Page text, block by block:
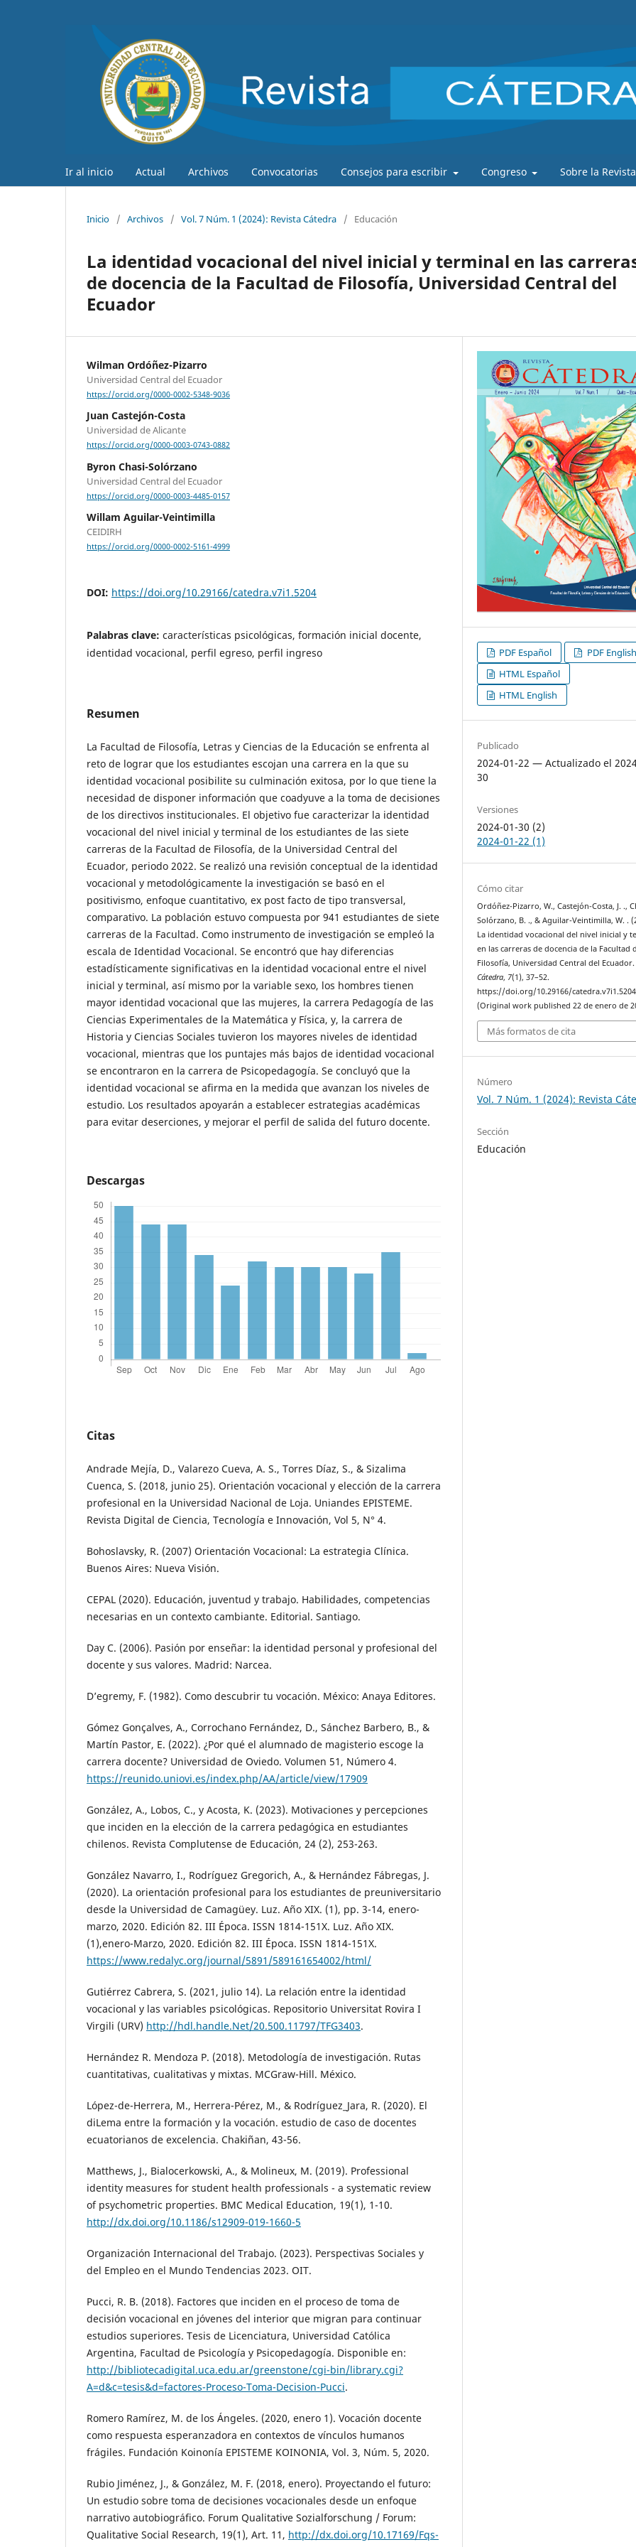
Ir al inicio Actual Archivos Convocatorias Consejos para escribir Congreso Sobre la Revista
Inicio / Archivos / Vol. 7 Núm. 1 (2024): Revista Cátedra / Educación
La identidad vocacional del nivel inicial y terminal en las
de docencia de la Facultad de Filosofía, Universidad Central del
Ecuador
Wilman Ordóñez-Pizarro
Universidad Central del Ecuador
https://orcid.org/0000-0002-5348-9036
Juan Castejón-Costa
Universidad de Alicante
https://orcid.org/0000-0003-0743-0882
Byron Chasi-Solórzano
Universidad Central del Ecuador
https://orcid.org/0000-0003-4485-0157
Willam Aguilar-Veintimilla
CEIDIRH
https://orcid.org/0000-0002-5161-4999
DOI: https://doi.org/10.29166/catedra.v7i1.5204
Palabras clave: características psicológicas, formación inicial docente,
identidad vocacional, perfil egreso, perfil ingreso
Resumen
La Facultad de Filosofía, Letras y Ciencias de la Educación se enfrenta al
reto de lograr que los estudiantes escojan una carrera en la que su
identidad vocacional posibilite su culminación exitosa, por lo que tiene la
necesidad de disponer información que coadyuve a la toma de decisiones
de los directivos institucionales. El objetivo fue caracterizar la identidad
vocacional del nivel inicial y terminal de los estudiantes de las siete
carreras de la Facultad de Filosofía, de la Universidad Central del
Ecuador, periodo 2022. Se realizó una revisión conceptual de la identidad
vocacional y metodológicamente la investigación se basó en el
positivismo, enfoque cuantitativo, ex post facto de tipo transversal,
comparativo. La población estuvo compuesta por 941 estudiantes de siete
carreras de la Facultad. Como instrumento de investigación se empleó la
escala de Identidad Vocacional. Se encontró que hay diferencias
estadísticamente significativas en la identidad vocacional entre el nivel
inicial y terminal, así mismo por la variable sexo, los hombres tienen
mayor identidad vocacional que las mujeres, la carrera Pedagogía de las
Ciencias Experimentales de la Matemática y Física, y, la carrera de
Historia y Ciencias Sociales tuvieron los mayores niveles de identidad
vocacional, mientras que los puntajes más bajos de identidad vocacional
se encontraron en la carrera de Psicopedagogía. Se concluyó que la
identidad vocacional se afirma en la medida que avanzan los niveles de
estudio. Los resultados apoyarán a establecer estrategias académicas
para evitar deserciones, y mejorar el perfil de salida del futuro docente.
Descargas
Citas
Andrade Mejía, D., Valarezo Cueva, A. S., Torres Díaz, S., & Sizalima
Cuenca, S. (2018, junio 25). Orientación vocacional y elección de la carrera
profesional en la Universidad Nacional de Loja. Uniandes EPISTEME.
Revista Digital de Ciencia, Tecnología e Innovación, Vol 5, N° 4.
Bohoslavsky, R. (2007) Orientación Vocacional: La estrategia Clínica.
Buenos Aires: Nueva Visión.
CEPAL (2020). Educación, juventud y trabajo. Habilidades, competencias
necesarias en un contexto cambiante. Editorial. Santiago.
Day C. (2006). Pasión por enseñar: la identidad personal y profesional del
docente y sus valores. Madrid: Narcea.
D’egremy, F. (1982). Como descubrir tu vocación. México: Anaya Editores.
Gómez Gonçalves, A., Corrochano Fernández, D., Sánchez Barbero, B., &
Martín Pastor, E. (2022). ¿Por qué el alumnado de magisterio escoge la
carrera docente? Universidad de Oviedo. Volumen 51, Número 4.
https://reunido.uniovi.es/index.php/AA/article/view/17909
González, A., Lobos, C., y Acosta, K. (2023). Motivaciones y percepciones
que inciden en la elección de la carrera pedagógica en estudiantes
chilenos. Revista Complutense de Educación, 24 (2), 253-263.
González Navarro, I., Rodríguez Gregorich, A., & Hernández Fábregas, J.
(2020). La orientación profesional para los estudiantes de preuniversitario
desde la Universidad de Camagüey. Luz. Año XIX. (1), pp. 3-14, enero-
marzo, 2020. Edición 82. III Época. ISSN 1814-151X. Luz. Año XIX.
(1),enero-Marzo, 2020. Edición 82. III Época. ISSN 1814-151X.
https://www.redalyc.org/journal/5891/589161654002/html/
Gutiérrez Cabrera, S. (2021, julio 14). La relación entre la identidad
vocacional y las variables psicológicas. Repositorio Universitat Rovira I
Virgili (URV) http://hdl.handle.Net/20.500.11797/TFG3403.
Hernández R. Mendoza P. (2018). Metodología de investigación. Rutas
cuantitativas, cualitativas y mixtas. MCGraw-Hill. México.
López-de-Herrera, M., Herrera-Pérez, M., & Rodríguez_Jara, R. (2020). El
diLema entre la formación y la vocación. estudio de caso de docentes
ecuatorianos de excelencia. Chakiñan, 43-56.
Matthews, J., Bialocerkowski, A., & Molineux, M. (2019). Professional
identity measures for student health professionals - a systematic review
of psychometric properties. BMC Medical Education, 19(1), 1-10.
http://dx.doi.org/10.1186/s12909-019-1660-5
Organización Internacional del Trabajo. (2023). Perspectivas Sociales y
del Empleo en el Mundo Tendencias 2023. OIT.
Pucci, R. B. (2018). Factores que inciden en el proceso de toma de
decisión vocacional en jóvenes del interior que migran para continuar
estudios superiores. Tesis de Licenciatura, Universidad Católica
Argentina, Facultad de Psicología y Psicopedagogía. Disponible en:
http://bibliotecadigital.uca.edu.ar/greenstone/cgi-bin/library.cgi?
A=d&c=tesis&d=factores-Proceso-Toma-Decision-Pucci.
Romero Ramírez, M. de los Ángeles. (2020, enero 1). Vocación docente
como respuesta esperanzadora en contextos de vínculos humanos
frágiles. Fundación Koinonía EPISTEME KOINONIA, Vol. 3, Núm. 5, 2020.
Rubio Jiménez, J., & González, M. F. (2018, enero). Proyectando el futuro:
Un estudio sobre toma de decisiones vocacionales desde un enfoque
narrativo autobiográfico. Forum Qualitative Sozialforschung / Forum:
Qualitative Social Research, 19(1), Art. 11, http://dx.doi.org/10.17169/Fqs-
PDF Español
PDF English
HTML Español
HTML English
Publicado
2024-01-22 — Actualizado el
30
Versiones
2024-01-30 (2)
2024-01-22 (1)
Cómo citar
Ordóñez-Pizarro, W., Castejón-Costa, J. .,
Solórzano, B. ., & Aguilar-Veintimilla, W. .
La identidad vocacional del nivel inicial y
en las carreras de docencia de la Facultad
Filosofía, Universidad Central del Ecuador.
Cátedra, 7(1), 37–52.
https://doi.org/10.29166/catedra.v7i1.5204
(Original work published 22 de enero de
Más formatos de cita
Número
Vol. 7 Núm. 1 (2024): Revista
Sección
Educación